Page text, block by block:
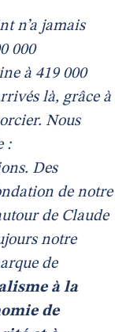
n’a jamais
000
à 419 000
là, grâce à
Nous
:
Des
de notre
de Claude
notre
de
à la
de